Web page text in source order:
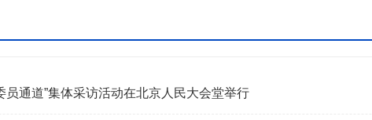
通道”集体采访活动在北京人民大会堂举行